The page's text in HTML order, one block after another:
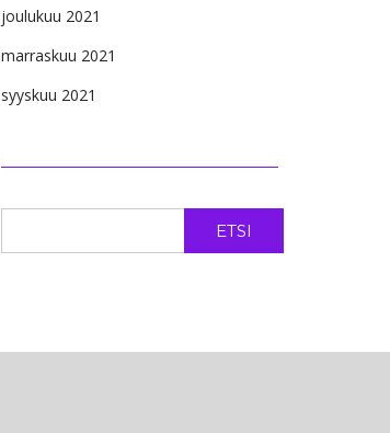
joulukuu 2021
marraskuu 2021
syyskuu 2021
ETSI